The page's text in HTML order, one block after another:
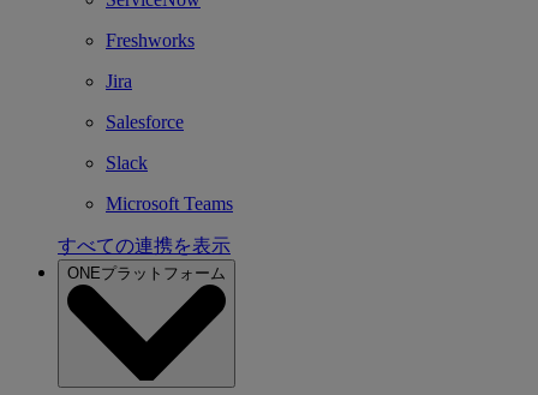
Freshworks
Jira
Salesforce
Slack
Microsoft Teams
すべての連携を表示
ONEプラットフォーム